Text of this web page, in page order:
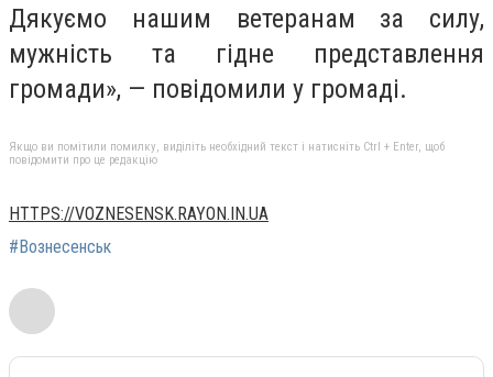
Дякуємо нашим ветеранам за силу,
мужність та гідне представлення
громади», — повідомили у громаді.
Якщо ви помітили помилку, виділіть необхідний текст і натисніть Ctrl + Enter, щоб
повідомити про це редакцію
HTTPS://VOZNESENSK.RAYON.IN.UA
#Вознесенськ